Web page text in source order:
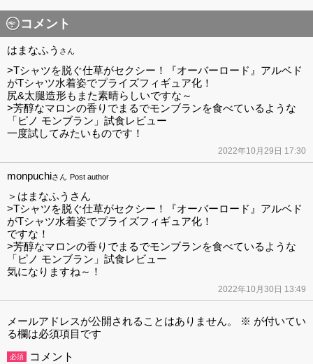
コメント
はまなふう さん
>Tシャツを脱ぐ仕草がセクシー！『オーバーロード』アルベド
がTシャツ水着姿でプライズフィギュア化！
尻&太腿造形もまた素晴らしいですな～
>芳醇なマロンの香りでまるでモンブランを食べているような
「ピノ モンブラン」試食レビュー
一度試してみたいものです！
2022年10月29日 17:30
monpuchiさん Post author
＞はまなふうさん
>Tシャツを脱ぐ仕草がセクシー！『オーバーロード』アルベド
がTシャツ水着姿でプライズフィギュア化！
ですな！
>芳醇なマロンの香りでまるでモンブランを食べているような
「ピノ モンブラン」試食レビュー
気になりますね～！
2022年10月30日 13:49
メールアドレスが公開されることはありません。 ※ が付いてい
る欄は必須項目です
必須 コメント